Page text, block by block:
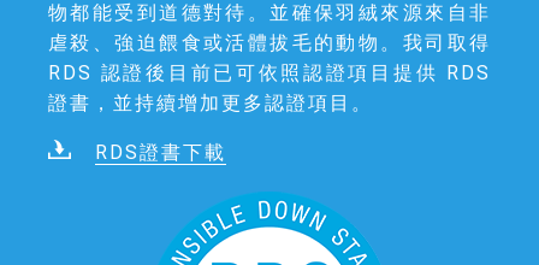
物都能受到道德對待。並確保羽絨來源來自非
虐殺、強迫餵食或活體拔毛的動物。我司取得
RDS 認證後目前已可依照認證項目提供 RDS
證書，並持續增加更多認證項目。
RDS證書下載